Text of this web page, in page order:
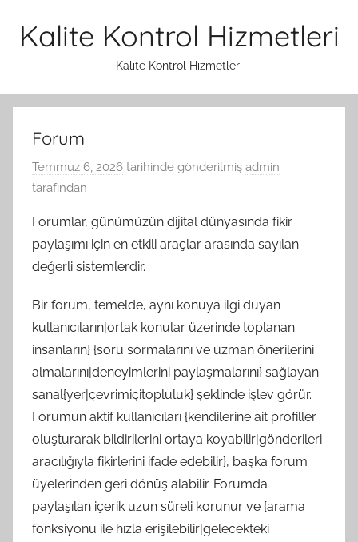
Kalite Kontrol Hizmetleri
Kalite Kontrol Hizmetleri
Forum
Temmuz 6, 2026 tarihinde gönderilmiş admin
tarafından
Forumlar, günümüzün dijital dünyasında fikir
paylaşımı için en etkili araçlar arasında sayılan
değerli sistemlerdir.
Bir forum, temelde, aynı konuya ilgi duyan
kullanıcıların|ortak konular üzerinde toplanan
insanların} {soru sormalarını ve uzman önerilerini
almalarını|deneyimlerini paylaşmalarını} sağlayan
sanal{yer|çevrimiçitopluluk} şeklinde işlev görür.
Forumun aktif kullanıcıları {kendilerine ait profiller
oluşturarak bildirilerini ortaya koyabilir|gönderileri
aracılığıyla fikirlerini ifade edebilir}, başka forum
üyelerinden geri dönüş alabilir. Forumda
paylaşılan içerik uzun süreli korunur ve {arama
fonksiyonu ile hızla erişilebilir|gelecekteki